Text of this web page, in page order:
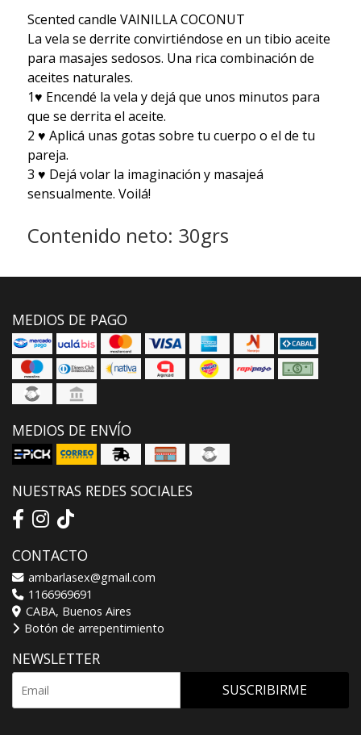
Scented candle VAINILLA COCONUT
La vela se derrite convirtiéndose en un tibio aceite
para masajes sedosos. Una rica combinación de
aceites naturales.
1♥️ Encendé la vela y dejá que unos minutos para
que se derrita el aceite.
2 ♥️ Aplicá unas gotas sobre tu cuerpo o el de tu
pareja.
3 ♥️ Dejá volar la imaginación y masajeá
sensualmente. Voilá!
Contenido neto: 30grs
MEDIOS DE PAGO
MEDIOS DE ENVÍO
NUESTRAS REDES SOCIALES
CONTACTO
ambarlasex@gmail.com
1166969691
CABA, Buenos Aires
Botón de arrepentimiento
NEWSLETTER
SUSCRIBIRME